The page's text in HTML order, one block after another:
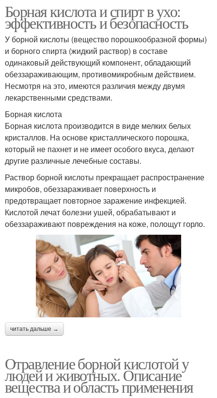
Борная кислота и спирт в ухо:
эффективность и безопасность
У борной кислоты (вещество порошкообразной формы)
и борного спирта (жидкий раствор) в составе
одинаковый действующий компонент, обладающий
обеззараживающим, противомикробным действием.
Несмотря на это, имеются различия между двумя
лекарственными средствами.
Борная кислота
Борная кислота производится в виде мелких белых
кристаллов. На основе кристаллического порошка,
который не пахнет и не имеет особого вкуса, делают
другие различные лечебные составы.
Раствор борной кислоты прекращает распространение
микробов, обеззараживает поверхность и
предотвращает повторное заражение инфекцией.
Кислотой лечат болезни ушей, обрабатывают и
обеззараживают повреждения на коже, полощут горло.
читать дальше →
Отравление борной кислотой у
людей и животных. Описание
вещества и область применения